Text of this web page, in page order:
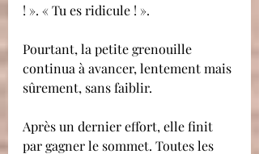
! ». « Tu es ridicule ! ».
​Pourtant, la petite grenouille
continua à avancer, lentement mais
sûrement, sans faiblir.
​Après un dernier effort, elle finit
par gagner le sommet. Toutes les